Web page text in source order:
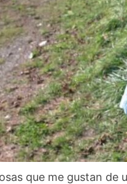
que me gustan de